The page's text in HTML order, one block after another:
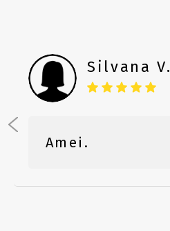
Silvana V.
Amei.